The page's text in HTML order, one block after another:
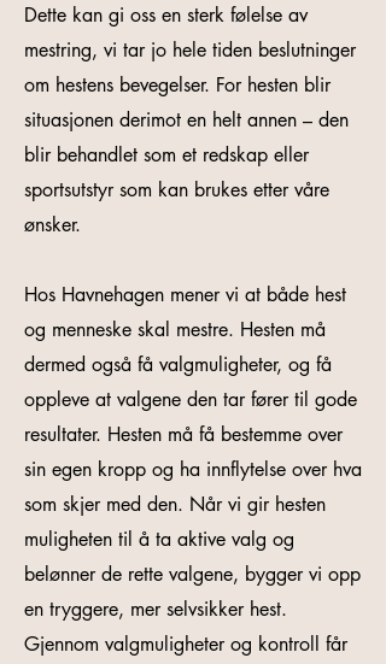
Dette kan gi oss en sterk følelse av
mestring, vi tar jo hele tiden beslutninger
om hestens bevegelser. For hesten blir
situasjonen derimot en helt annen – den
blir behandlet som et redskap eller
sportsutstyr som kan brukes etter våre
ønsker.
Hos Havnehagen mener vi at både hest
og menneske skal mestre. Hesten må
dermed også få valgmuligheter, og få
oppleve at valgene den tar fører til gode
resultater. Hesten må få bestemme over
sin egen kropp og ha innflytelse over hva
som skjer med den. Når vi gir hesten
muligheten til å ta aktive valg og
belønner de rette valgene, bygger vi opp
en tryggere, mer selvsikker hest.
Gjennom valgmuligheter og kontroll får